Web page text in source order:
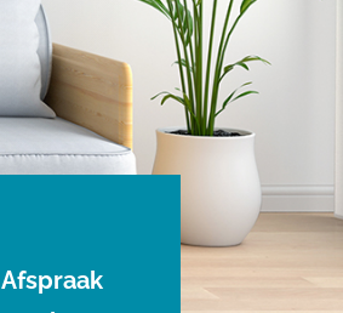
Afspraak